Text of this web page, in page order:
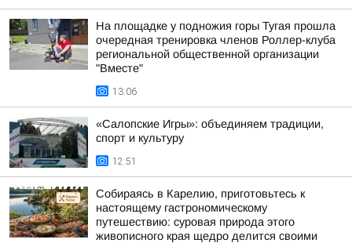
На площадке у подножия горы Тугая прошла
очередная тренировка членов Роллер-клуба
региональной общественной организации
"Вместе"
13:06
«Салопские Игры»: объединяем традиции,
спорт и культуру
12:51
Собираясь в Карелию, приготовьтесь к
настоящему гастрономическому
путешествию: суровая природа этого
живописного края щедро делится своими